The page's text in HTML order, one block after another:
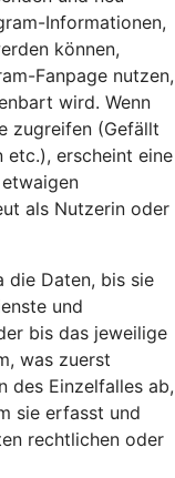
Informationen,
können,
Fanpage nutzen,
wird. Wenn
zugreifen (Gefällt
etc.), erscheint eine
als Nutzerin oder
die Daten, bis sie
und
bis das jeweilige
was zuerst
des Einzelfalles ab,
sie erfasst und
rechtlichen oder